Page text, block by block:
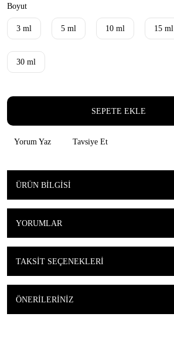
Boyut
3 ml 5 ml 10 ml 15 ml
30 ml
SEPETE EKLE
Yorum Yaz Tavsiye Et
ÜRÜN BILGISI
YORUMLAR
TAKSIT SEÇENEKLERI
ÖNERILERINIZ